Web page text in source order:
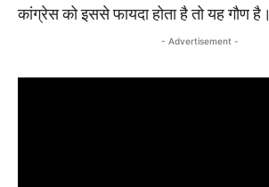
कांग्रेस को इससे फायदा होता है तो यह गौण है।
- Advertisement -